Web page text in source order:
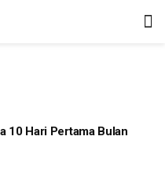
10 Hari Pertama Bulan